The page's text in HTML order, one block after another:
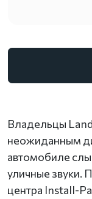
Владельцы Land
неожиданным
автомобиле
уличные звуки.
центра Install-